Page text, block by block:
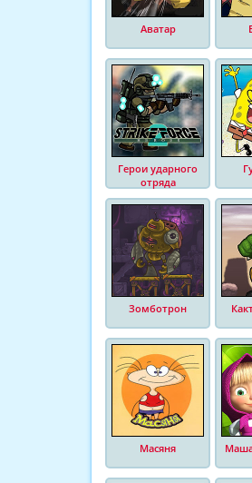
Аватар
Герои ударного
отряда
Зомботрон
Масяня